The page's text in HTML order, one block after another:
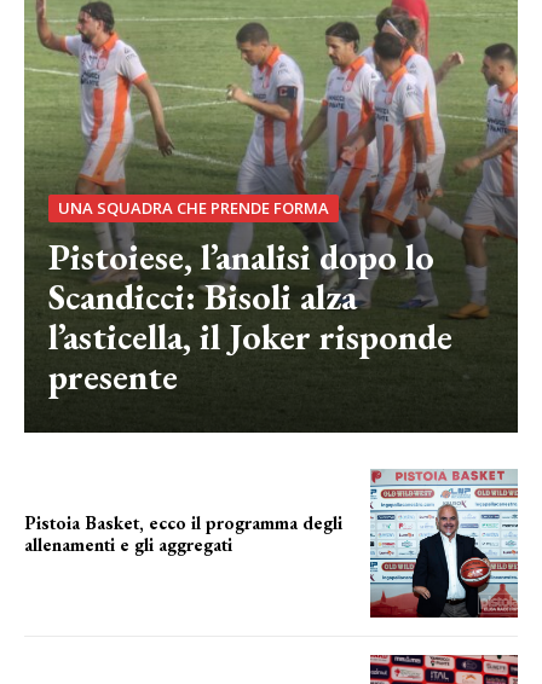
UNA SQUADRA CHE PRENDE FORMA
Pistoiese, l’analisi dopo lo
Scandicci: Bisoli alza
l’asticella, il Joker risponde
presente
Pistoia Basket, ecco il programma degli
allenamenti e gli aggregati